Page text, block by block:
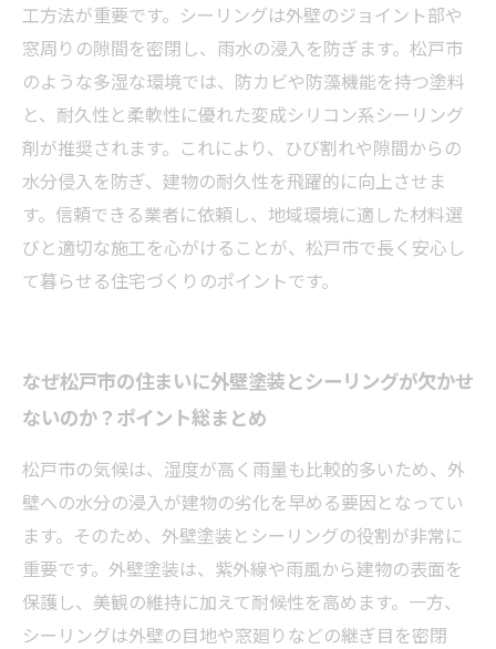
工方法が重要です。シーリングは外壁のジョイント部や
窓周りの隙間を密閉し、雨水の浸入を防ぎます。松戸市
のような多湿な環境では、防カビや防藻機能を持つ塗料
と、耐久性と柔軟性に優れた変成シリコン系シーリング
剤が推奨されます。これにより、ひび割れや隙間からの
水分侵入を防ぎ、建物の耐久性を飛躍的に向上させま
す。信頼できる業者に依頼し、地域環境に適した材料選
びと適切な施工を心がけることが、松戸市で長く安心し
て暮らせる住宅づくりのポイントです。
なぜ松戸市の住まいに外壁塗装とシーリングが欠かせ
ないのか？ポイント総まとめ
松戸市の気候は、湿度が高く雨量も比較的多いため、外
壁への水分の浸入が建物の劣化を早める要因となってい
ます。そのため、外壁塗装とシーリングの役割が非常に
重要です。外壁塗装は、紫外線や雨風から建物の表面を
保護し、美観の維持に加えて耐候性を高めます。一方、
シーリングは外壁の目地や窓廻りなどの継ぎ目を密閉